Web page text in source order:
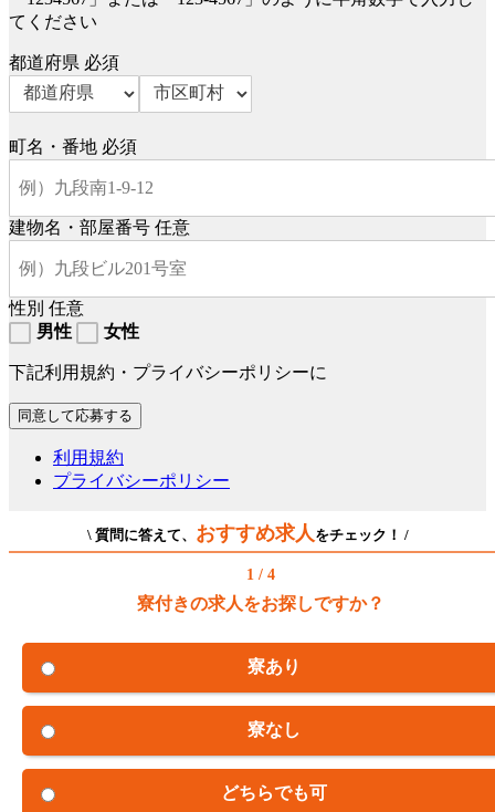
てください
都道府県 必須
町名・番地 必須
建物名・部屋番号 任意
性別 任意
男性
女性
下記利用規約・プライバシーポリシーに
利用規約
プライバシーポリシー
\ 質問に答えて、 おすすめ求人 をチェック！ /
1 / 4
寮付きの求人をお探しですか？
寮あり
寮なし
どちらでも可